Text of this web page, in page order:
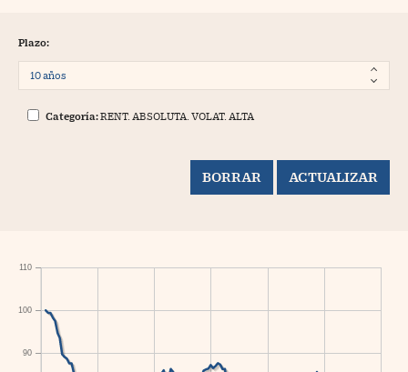
Plazo:
Categoría:RENT. ABSOLUTA. VOLAT. ALTA
90
100
110